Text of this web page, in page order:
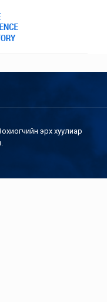
эрх хуулиар